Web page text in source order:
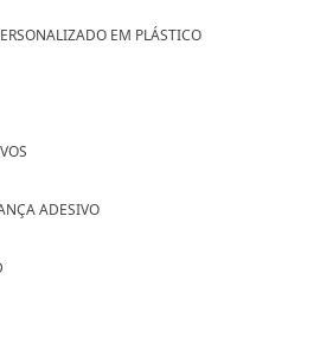
.
EM PLÁSTICO
ADESIVO